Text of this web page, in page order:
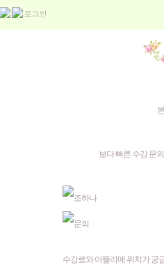
보다 빠른 수강 문
조하나
문의
수강료와 아뜰리에 위치가 궁